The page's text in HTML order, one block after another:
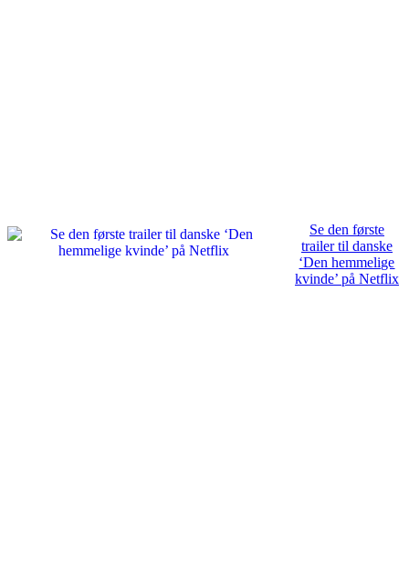
Se den første
trailer til danske
‘Den hemmelige
kvinde’ på Netflix